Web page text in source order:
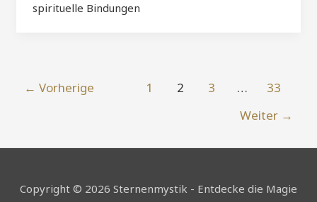
spirituelle Bindungen
← Vorherige 1 2 3 …
33
Weiter →
Copyright © 2026 Sternenmystik - Entdecke die Magie